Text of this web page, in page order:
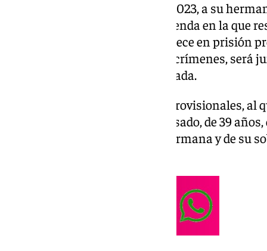
acusado de matar, en mayo de 2023, a su
a su sobrino de 3 años en la vivienda en la que
. El acusado, que permanece en prisión
apenas dos días después de los crímenes,
la Audiencia Provincial de Granada.
En su escrito de conclusiones provisionales, al
Press, la Fiscalía acusa al procesado, de 39
para acabar con la vida de su hermana y de su